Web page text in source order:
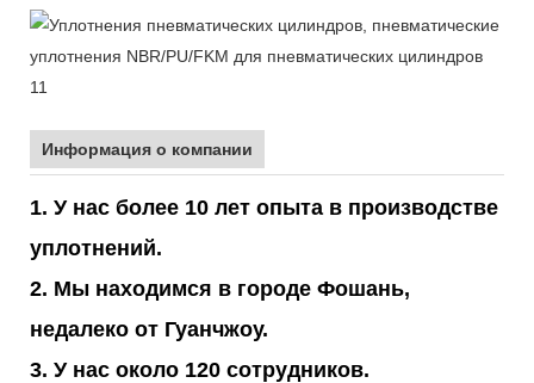
Информация о компании
1. У нас более 10 лет опыта в производстве
уплотнений.
2. Мы находимся в городе Фошань,
недалеко от Гуанчжоу.
3. У нас около 120 сотрудников.